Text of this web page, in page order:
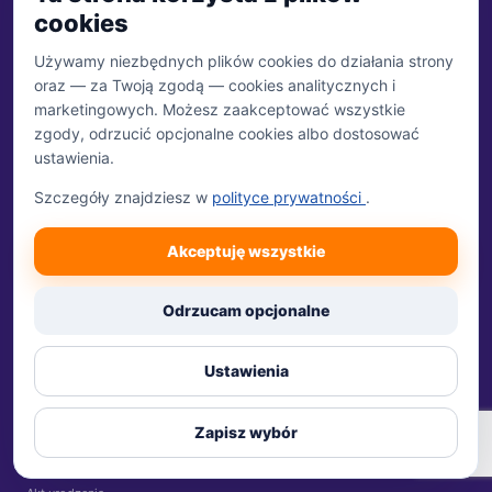
WhatsApp
OFERTA
Tłumaczenia
Tłumacz przysięgły online
Tłumaczenia dla firm
Tłumaczenia techniczne
Dokumenty
cookies
Używamy niezbędnych plików cookies do działania strony
oraz — za Twoją zgodą — cookies analitycznych i
marketingowych. Możesz zaakceptować wszystkie
zgody, odrzucić opcjonalne cookies albo dostosować
ustawienia.
Szczegóły znajdziesz w polityce prywatności .
Akceptuję wszystkie
Odrzucam opcjonalne
Ustawienia
Zapisz wybór